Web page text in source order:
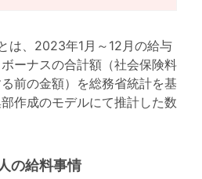
は、2023年1月～12月の給与
ーナスの合計額（社会保険料
前の金額）を総務省統計を基
作成のモデルにて推計した数
の給料事情